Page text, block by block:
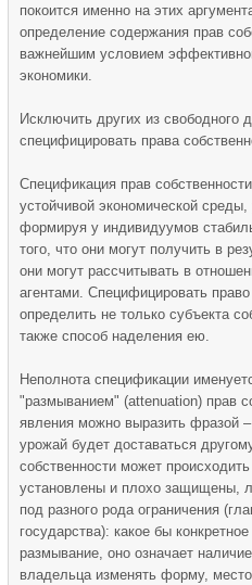
покоится именно на этих
определение содержания прав
важнейшим условием
экономики.
Исключить других из свободного
специфицировать права
Спецификация прав
устойчивой экономической
формируя у индивидуумов
того, что они могут получить в
они могут рассчитывать в
агентами. Специфицировать
определить не только субъекта
также способ наделения ею.
Неполнота спецификации
"размыванием" (attenuation) прав
явления можно выразить фразой
урожай будет доставаться
собственности может
установлены и плохо защищены,
под разного рода ограничения
государства): какое бы
размывание, оно означает
владельца изменять форму,